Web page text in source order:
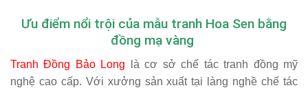
Ưu điểm nổi trội của mẫu tranh Hoa Sen bằng
đồng mạ vàng
Tranh Đồng Bảo Long là cơ sở chế tác tranh đồng mỹ
nghệ cao cấp. Với xưởng sản xuất tại làng nghề chế tác